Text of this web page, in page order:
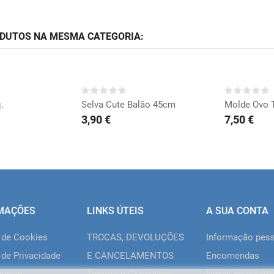
NA MESMA CATEGORIA:
Selva Cute Balão 45cm
3,90 €
Molde Ovo
7,50 €
Cookies
Privacidade
LINKS ÚTEIS
TROCAS, DEVOLUÇÕES
E CANCELAMENTOS
A SUA CONTA
Informação
Encomendas